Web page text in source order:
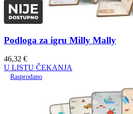
Podloga za igru Milly Mally
46,32 €
U LISTU ČEKANJA
Rasprodano